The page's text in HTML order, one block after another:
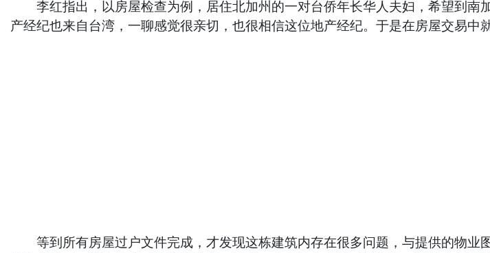
李红指出，以房屋检查为例，居住北加州的一对台侨年长华人夫妇，希望到南
产经纪也来自台湾，一聊感觉很亲切，也很相信这位地产经纪。于是在房屋交易中
等到所有房屋过户文件完成，才发现这栋建筑内存在很多问题，与提供的物业